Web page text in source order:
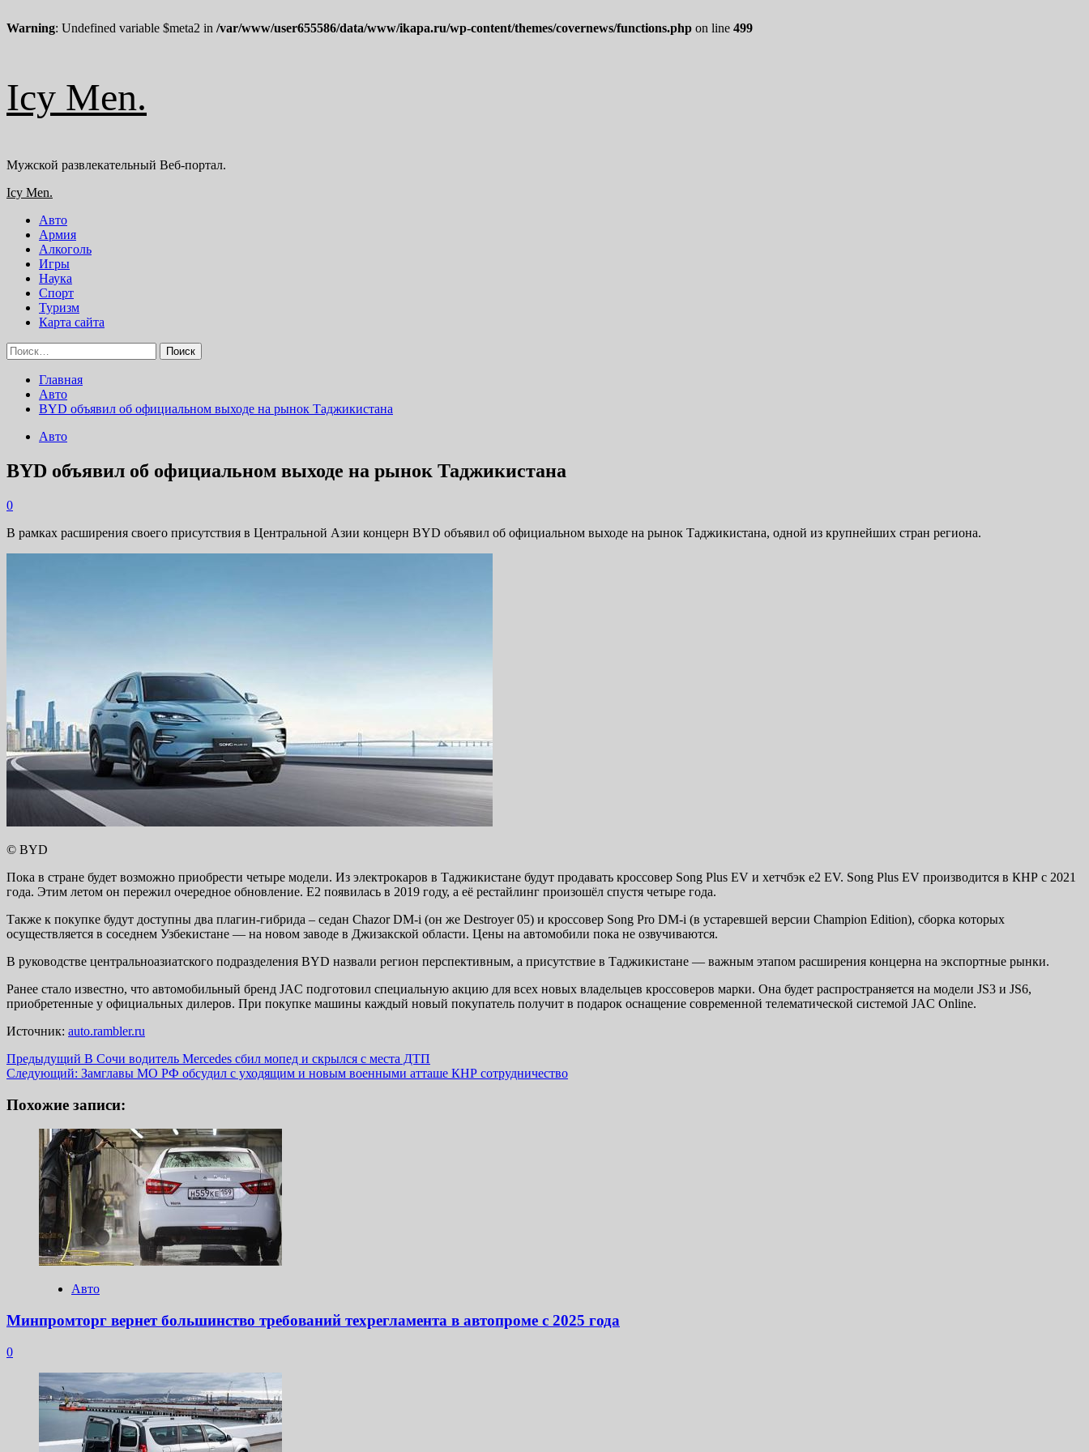
Warning: Undefined variable $meta2 in /var/www/user655586/data/www/ikapa.ru/wp-content/themes/covernews/functions.php on line 499
содержимому
Icy Men.
Мужской развлекательный Веб-портал.
Основное
Icy Men.
Авто
Армия
Алкоголь
Игры
Наука
Спорт
Туризм
Карта сайта
Найти:
Главная
Авто
BYD объявил об официальном выходе на рынок Таджикистана
Авто
BYD объявил об официальном выходе на рынок Таджикистана
0
В рамках расширения своего присутствия в Центральной Азии концерн BYD объявил об официальном выходе на рынок Таджикистана, одной из крупнейших стран региона.
© BYD
Пока в стране будет возможно приобрести четыре модели. Из электрокаров в Таджикистане будут продавать кроссовер Song Plus EV и хетчбэк e2 EV. Song Plus EV производится в КНР с 2021
года. Этим летом он пережил очередное обновление. E2 появилась в 2019 году, а её рестайлинг произошёл спустя четыре года.
Также к покупке будут доступны два плагин-гибрида – седан Chazor DM-i (он же Destroyer 05) и кроссовер Song Pro DM-i (в устаревшей версии Champion Edition), сборка которых
осуществляется в соседнем Узбекистане — на новом заводе в Джизакской области. Цены на автомобили пока не озвучиваются.
В руководстве центральноазиатского подразделения BYD назвали регион перспективным, а присутствие в Таджикистане — важным этапом расширения концерна на экспортные рынки.
Ранее стало известно, что автомобильный бренд JAC подготовил специальную акцию для всех новых владельцев кроссоверов марки. Она будет распространяется на модели JS3 и JS6,
приобретенные у официальных дилеров. При покупке машины каждый новый покупатель получит в подарок оснащение современной телематической системой JAC Online.
Источник: auto.rambler.ru
Навигация
записи
Предыдущий В Сочи водитель Mercedes сбил мопед и скрылся с места ДТП
Следующий: Замглавы МО РФ обсудил с уходящим и новым военными атташе КНР сотрудничество
Похожие записи:
Авто
Минпромторг вернет большинство требований техрегламента в автопроме с 2025 года
0